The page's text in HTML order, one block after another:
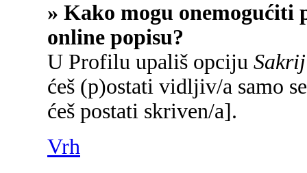
» Kako mogu onemogućiti
online popisu?
U Profilu upališ opciju
ćeš (p)ostati vidljiv/a samo
ćeš postati skriven/a].
Vrh